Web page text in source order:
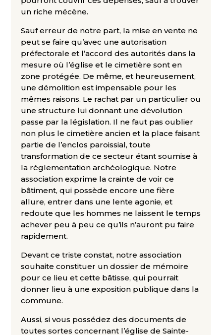
un riche mécène.
Sauf erreur de notre part, la mise en vente ne
peut se faire qu’avec une autorisation
préfectorale et l’accord des autorités dans la
mesure où l’église et le cimetière sont en
zone protégée. De même, et heureusement,
une démolition est impensable pour les
mêmes raisons. Le rachat par un particulier ou
une structure lui donnant une dévolution
passe par la législation. Il ne faut pas oublier
non plus le cimetière ancien et la place faisant
partie de l’enclos paroissial, toute
transformation de ce secteur étant soumise à
la réglementation archéologique. Notre
association exprime la crainte de voir ce
bâtiment, qui possède encore une fière
allure, entrer dans une lente agonie, et
redoute que les hommes ne laissent le temps
achever peu à peu ce qu’ils n’auront pu faire
rapidement.
Devant ce triste constat, notre association
souhaite constituer un dossier de mémoire
pour ce lieu et cette bâtisse, qui pourrait
donner lieu à une exposition publique dans la
commune.
Aussi, si vous possédez des documents de
toutes sortes concernant l’église de Sainte-